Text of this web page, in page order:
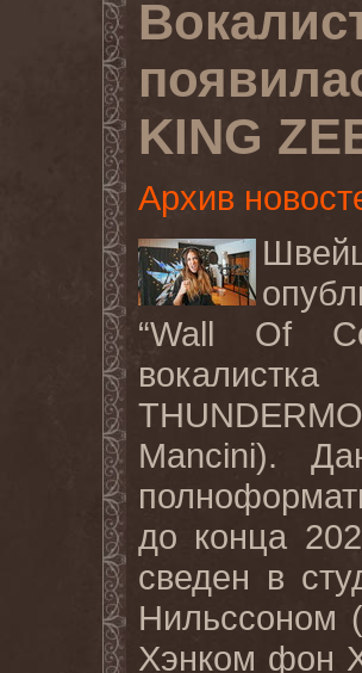
KING
Архив
“Wall Of
Mancini).
до конца
сведен в
Нильссоном
Хэнком фон